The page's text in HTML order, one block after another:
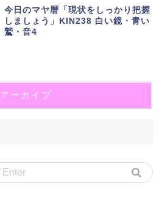
今日のマヤ暦「現状をしっかり把握
しましょう」KIN238 白い鏡・青い
鷲・音4
アーカイブ